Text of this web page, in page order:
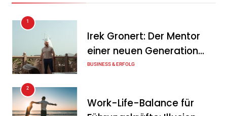
Mitarbeitergespräch pro
Jahr nichts verändert – und
was stattdessen
Verbindlichkeit schafft
Tanja Schiller 7. August 2026
1
Irek Gronert: Der Mentor
einer neuen Generation
von Unternehmern
BUSINESS & ERFOLG
2
Work-Life-Balance für